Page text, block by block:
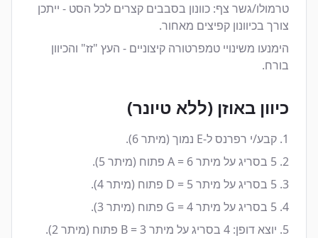
טרמולו/גשר צף: כוונון בסבבים קצרים לכל הסט - ייתכן
צורך בכיוונון קפיצים מאחור.
הימנעו משינויי טמפרטורה קיצוניים - העץ "זז" והכיוון
בורח.
כיוון באוזן (ללא טיונר)
קבע/י רפרנס ל-E נמוך (מיתר 6).
5 בסריג על מיתר 6 = A פתוח (מיתר 5).
5 בסריג על מיתר 5 = D פתוח (מיתר 4).
5 בסריג על מיתר 4 = G פתוח (מיתר 3).
יוצא דופן: 4 בסריג על מיתר 3 = B פתוח (מיתר 2).